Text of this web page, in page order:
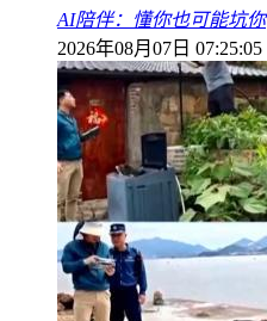
AI陪伴：懂你也可能坑你
2026年08月07日 07:25:05